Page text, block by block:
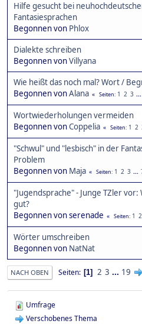
Hilfe gesucht bei
Fantasiesprachen
Begonnen von Phlox
Dialekte schreiben
Begonnen vonVillyana
Wie heißt das noch mal? Wort /
Begonnen vonAlana Seiten 1 2 3 ...
Wortwiederholungen vermeiden
Begonnen vonCoppelia Seiten 1 2
"Schwul" und "lesbisch" in der
Problem
Begonnen von Maja Seiten 1 2 3 ...
"Jugendsprache" - Junge TZler vor:
gut?
Begonnen von serenade
Seiten 1 2
Wörter umschreiben
Begonnen von NatNat
NACH OBEN Seiten 1 2 3 ... 19
Umfrage
Verschobenes Thema